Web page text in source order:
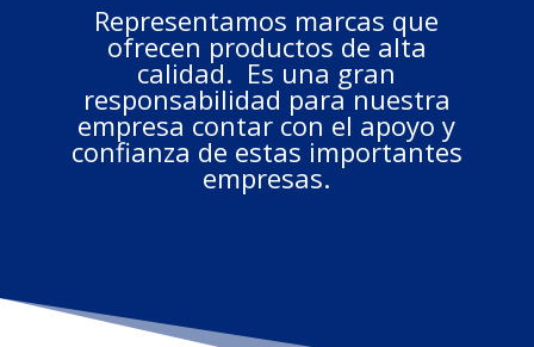
Representamos marcas que
ofrecen productos de alta
calidad. Es una gran
responsabilidad para nuestra
empresa contar con el apoyo y
confianza de estas importantes
empresas.